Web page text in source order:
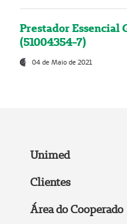
Prestador Essencial
(51004354-7)
04 de Maio de 2021
Unimed
Clientes
Área do Cooperado